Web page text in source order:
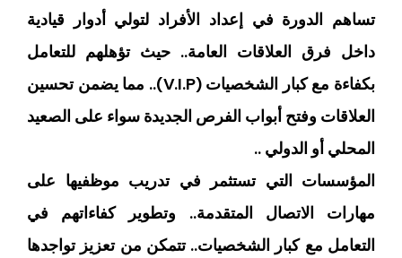
تساهم الدورة في إعداد الأفراد لتولي أدوار قيادية
داخل فرق العلاقات العامة.. حيث تؤهلهم للتعامل
بكفاءة مع كبار الشخصيات (V.I.P).. مما يضمن تحسين
العلاقات وفتح أبواب الفرص الجديدة سواء على الصعيد
المحلي أو الدولي ..
المؤسسات التي تستثمر في تدريب موظفيها على
مهارات الاتصال المتقدمة.. وتطوير كفاءاتهم في
التعامل مع كبار الشخصيات.. تتمكن من تعزيز تواجدها